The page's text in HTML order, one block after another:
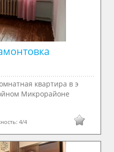
квартира в э
Микрорайоне
4/4